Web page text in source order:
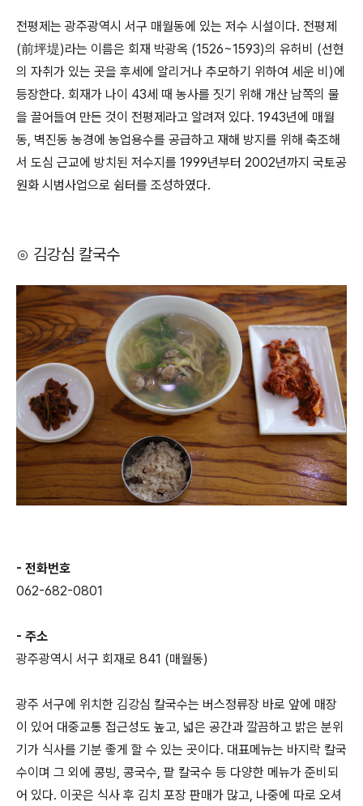
전평제는 광주광역시 서구 매월동에 있는 저수 시설이다. 전평제
(前坪堤)라는 이름은 회재 박광옥 (1526~1593)의 유허비 (선현
의 자취가 있는 곳을 후세에 알리거나 추모하기 위하여 세운 비)에
등장한다. 회재가 나이 43세 때 농사를 짓기 위해 개산 남쪽의 물
을 끌어들여 만든 것이 전평제라고 알려져 있다. 1943년에 매월
동, 벽진동 농경에 농업용수를 공급하고 재해 방지를 위해 축조해
서 도심 근교에 방치된 저수지를 1999년부터 2002년까지 국토공
원화 시범사업으로 쉼터를 조성하였다.
⊙ 김강심 칼국수
- 전화번호
062-682-0801
- 주소
광주광역시 서구 회재로 841 (매월동)
광주 서구에 위치한 김강심 칼국수는 버스정류장 바로 앞에 매장
이 있어 대중교통 접근성도 높고, 넓은 공간과 깔끔하고 밝은 분위
기가 식사를 기분 좋게 할 수 있는 곳이다. 대표메뉴는 바지락 칼국
수이며 그 외에 콩빙, 콩국수, 팥 칼국수 등 다양한 메뉴가 준비되
어 있다. 이곳은 식사 후 김치 포장 판매가 많고, 나중에 따로 오셔